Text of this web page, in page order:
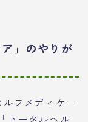
」のやりが
フメディケー
トータルヘル